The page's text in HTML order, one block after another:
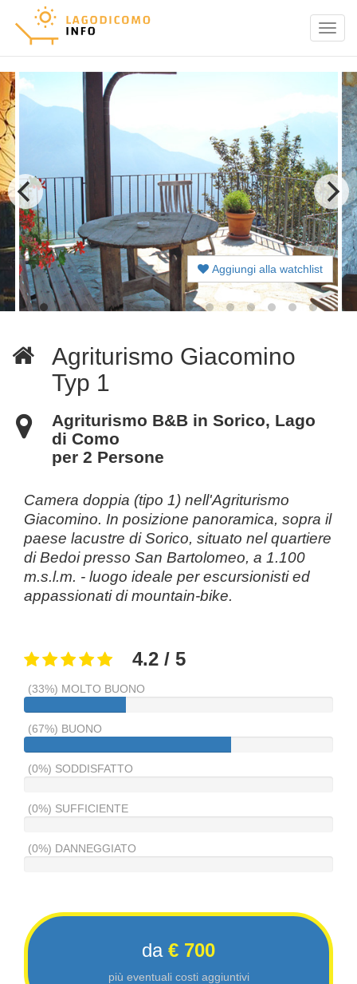
Menu
Aggiungi alla watchlist
Agriturismo Giacomino
Typ 1
Agriturismo B&B in Sorico, Lago
di Como
per 2 Persone
Camera doppia (tipo 1) nell'Agriturismo
Giacomino. In posizione panoramica, sopra il
paese lacustre di Sorico, situato nel quartiere
di Bedoi presso San Bartolomeo, a 1.100
m.s.l.m. - luogo ideale per escursionisti ed
appassionati di mountain-bike.
4.2 / 5
(33%) MOLTO BUONO
(67%) BUONO
(0%) SODDISFATTO
(0%) SUFFICIENTE
(0%) DANNEGGIATO
da € 700
più eventuali costi aggiuntivi